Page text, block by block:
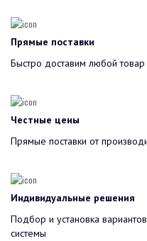
Прямые поставки
Быстро доставим любой
Честные цены
Прямые поставки от
Индивидуальные решения
Подбор и установка
системы